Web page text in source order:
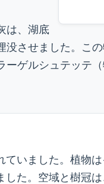
は、湖底
させました。こ
ゲルシュテッテ
いました。植物
た。空域と樹冠